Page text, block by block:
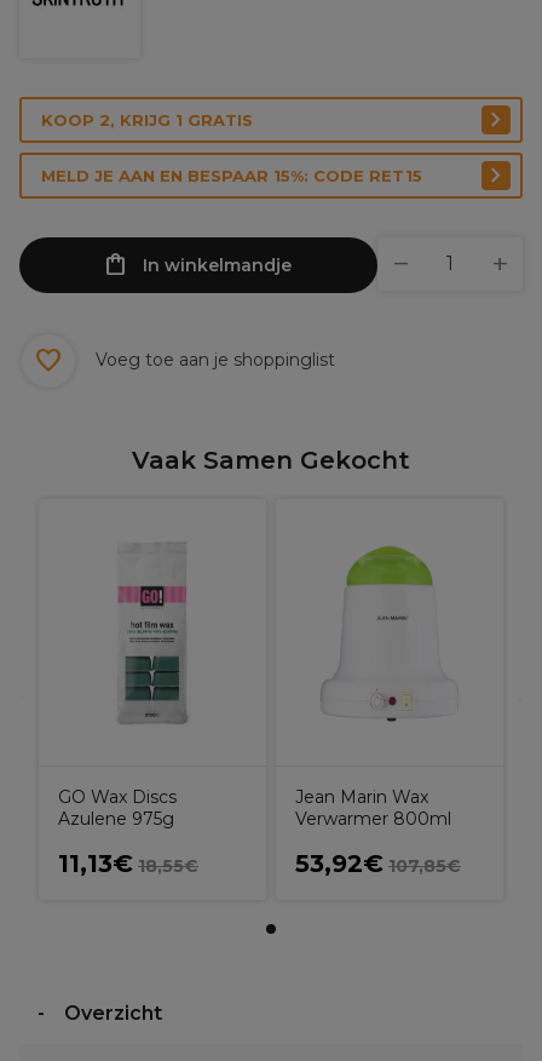
KOOP 2, KRIJG 1 GRATIS
MELD JE AAN EN BESPAAR 15%: CODE RET15
In winkelmandje
Voeg toe aan je shoppinglist
Vaak Samen Gekocht
GO Wax Discs
Azulene 975g
11,13€ 18,55€
Jean Marin Wax
Verwarmer 800ml
53,92€ 107,85€
Overzicht